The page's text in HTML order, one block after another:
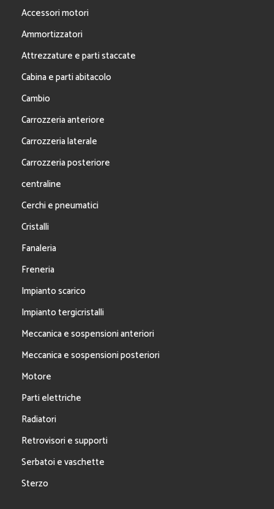
Accessori motori
Ammortizzatori
Attrezzature e parti staccate
Cabina e parti abitacolo
Cambio
Carrozzeria anteriore
Carrozzeria laterale
Carrozzeria posteriore
centraline
Cerchi e pneumatici
Cristalli
Fanaleria
Freneria
Impianto scarico
Impianto tergicristalli
Meccanica e sospensioni anteriori
Meccanica e sospensioni posteriori
Motore
Parti elettriche
Radiatori
Retrovisori e supporti
Serbatoi e vaschette
Sterzo